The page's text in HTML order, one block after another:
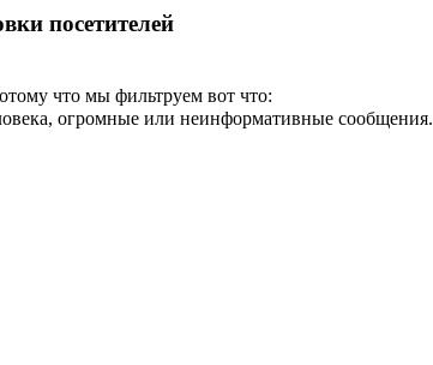
посетителей
что мы фильтруем вот что:
огромные или неинформативные сообщения.